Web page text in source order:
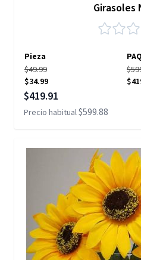
Girasoles
Pieza
$49.99
$34.99
Precio especial
$419.91
Precio habitual$599.88